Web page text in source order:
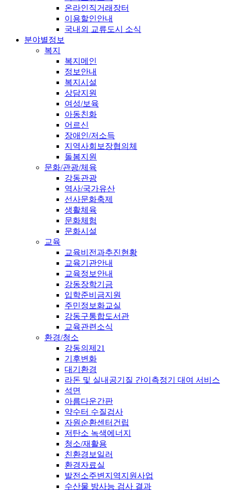
온라인직거래장터
이용할인안내
국내외 교류도시 소식
분야별정보
복지
복지메인
정보안내
복지시설
상담지원
여성/보육
아동친화
어르신
장애인/저소득
지역사회보장협의체
돌봄지원
문화/관광/체육
강동관광
역사/국가유산
선사문화축제
생활체육
문화체험
문화시설
교육
교육비전과추진현황
교육기관안내
교육정보안내
강동장학기금
입학준비금지원
주민정보화교실
강동구통합도서관
교육관련소식
환경/청소
강동의제21
기후변화
대기환경
라돈 및 실내공기질 간이측정기 대여 서비스
석면
아름다운간판
약수터 수질검사
자원순환센터건립
저탄소 녹색에너지
청소/재활용
친환경보일러
환경자료실
발전소주변지역지원사업
수산물 방사능 검사 결과